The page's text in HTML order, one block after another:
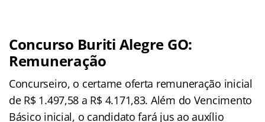
Concurso Buriti Alegre GO:
Remuneração
Concurseiro, o certame oferta remuneração inicial
de R$ 1.497,58 a R$ 4.171,83. Além do Vencimento
Básico inicial, o candidato fará jus ao auxílio